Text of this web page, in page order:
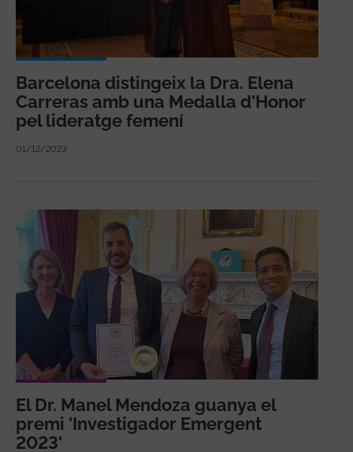
Barcelona distingeix la Dra. Elena
Carreras amb una Medalla d'Honor
pel lideratge femení
01/12/2023
El Dr. Manel Mendoza guanya el
premi 'Investigador Emergent
2023'